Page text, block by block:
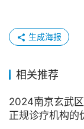
生成海报
相关推荐
2024南京玄武
正规诊疗机构的